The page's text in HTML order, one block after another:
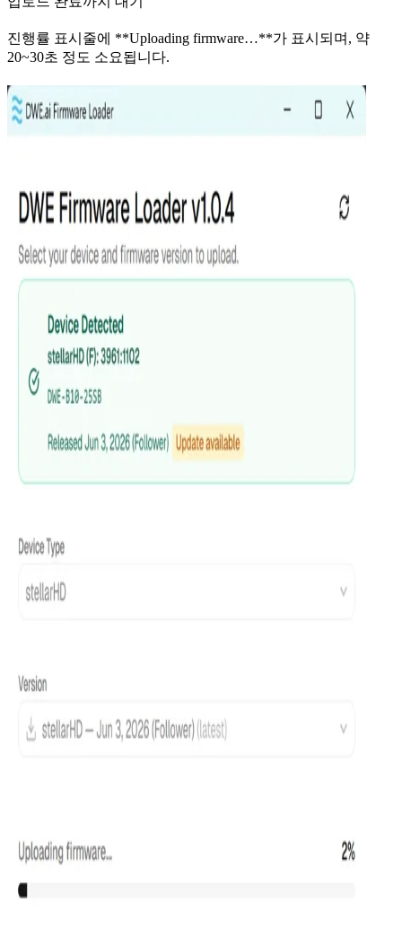
진행률 표시줄에 **Uploading firmware…**가 표시되며, 약
20~30초 정도 소요됩니다.